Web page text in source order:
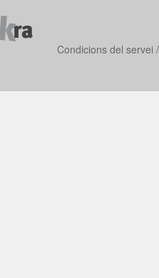
Condicions del servei